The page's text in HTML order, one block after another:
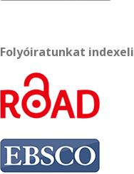
Folyóiratunkat indexeli